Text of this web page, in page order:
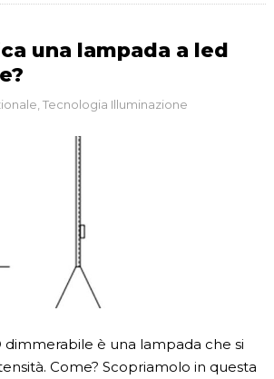
una lampada a led
Tecnologia Illuminazione
dimmerabile è una lampada che si
Come? Scopriamolo in questa